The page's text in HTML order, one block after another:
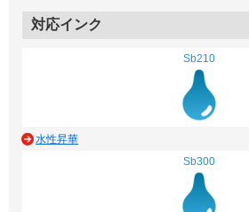
対応インク
Sb210
水性昇華
Sb300